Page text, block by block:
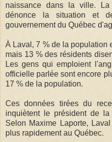
naissance dans la ville. La
dénonce la situation et
gouvernement du Québec
À Laval, 7 % de la population
mais 13 % des résidents
Les gens qui emploient
officielle parlée sont encore
17 % de la population.
Ces données tirées du
inquiètent le président de la
Selon Maxime Laporte,
plus rapidement au Québec.